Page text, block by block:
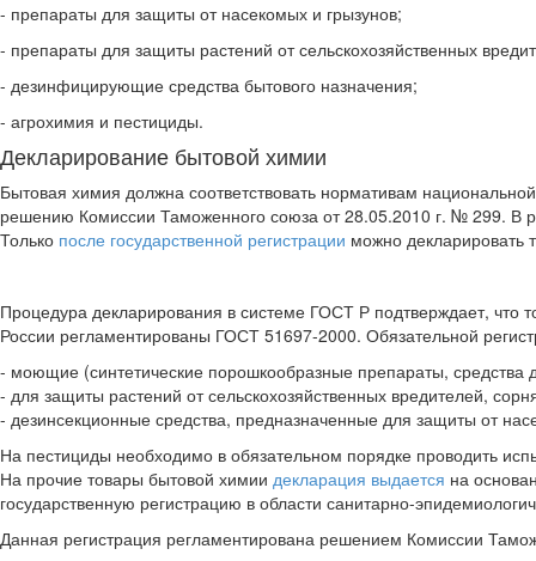
- препараты для защиты от насекомых и грызунов;
- препараты для защиты растений от сельскохозяйственных
- дезинфицирующие средства бытового назначения;
- агрохимия и пестициды.
Декларирование бытовой химии
Бытовая химия должна соответствовать нормативам
решению Комиссии Таможенного союза от 28.05.2010 г. № 299. В
Только после государственной регистрации можно декларировать
Процедура декларирования в системе ГОСТ Р подтверждает, что
России регламентированы ГОСТ 51697-2000. Обязательной
- моющие (синтетические порошкообразные препараты,
- для защиты растений от сельскохозяйственных вредителей,
- дезинсекционные средства, предназначенные для защиты от
На пестициды необходимо в обязательном порядке проводить
На прочие товары бытовой химии декларация выдается на
государственную регистрацию в области санитарно-
Данная регистрация регламентирована решением Комиссии